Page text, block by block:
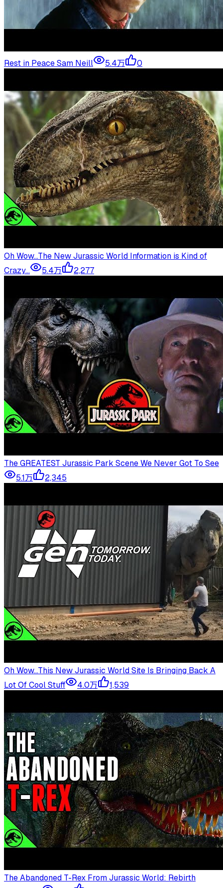
Rest in Peace Sam Neill 5.4万 0
Oh Wow…The New Jurassic World Information is Kind of
Crazy…
5.4万 2,277
The GREATEST Jurassic Park Scene We Never Got To See
5.1万
2,345
Oh Wow…This New Jurassic World Site Is Bringing Back A
Lot Of Cool Stuff
4.0万 1,539
The Abandoned T-Rex From Jurassic World: Rebirth